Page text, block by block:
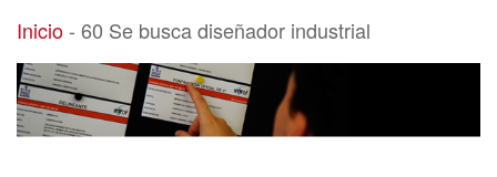
60 Se busca diseñador industrial
Inicio- 60 Se busca diseñador industrial